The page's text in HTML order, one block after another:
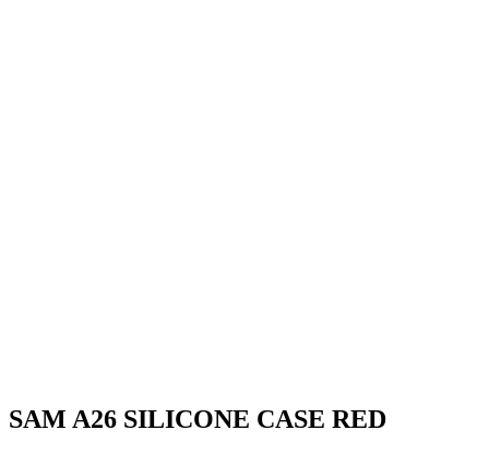
SAM A26 SILICONE CASE RED